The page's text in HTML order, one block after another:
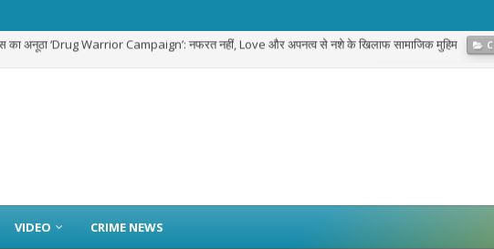
भेजा गया दुग्ध पाउडर अवैध रूप से बाहर ले जाने का मामला, RCDF ने दर्ज कराई FIR GOVERNMENT
VIDEO CRIME NEWS